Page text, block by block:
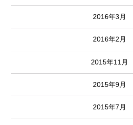
2016年3月
2016年2月
2015年11月
2015年9月
2015年7月